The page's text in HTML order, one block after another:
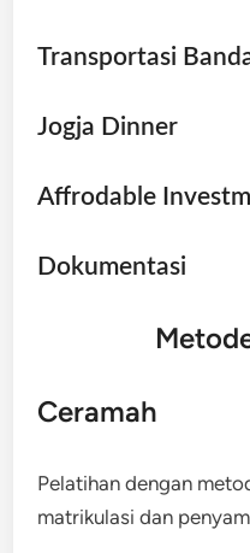
Transportasi
Jogja Dinner
Affrodable
Dokumentasi
Ceramah
Pelatihan dengan
matrikulasi dan